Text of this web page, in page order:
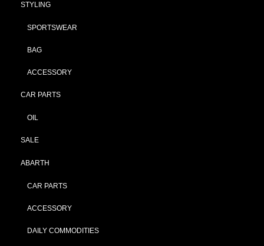
STYLING
SPORTSWEAR
BAG
ACCESSORY
CAR PARTS
OIL
SALE
ABARTH
CAR PARTS
ACCESSORY
DAILY COMMODITIES